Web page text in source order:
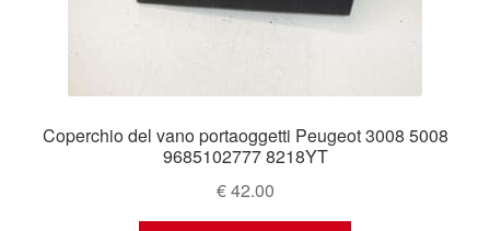
Coperchio del vano portaoggetti Peugeot 3008 5008
9685102777 8218YT
€42.00